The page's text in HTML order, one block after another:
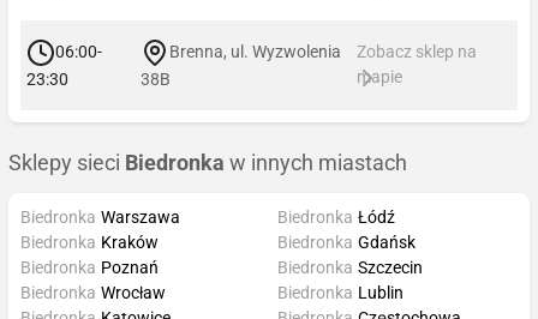
06:00-
23:30
Brenna, ul. Wyzwolenia
38B
Zobacz sklep na
mapie
Sklepy sieci Biedronka w innych miastach
Biedronka Warszawa
Biedronka Kraków
Biedronka Poznań
Biedronka Wrocław
Biedronka Łódź
Biedronka Gdańsk
Biedronka Szczecin
Biedronka Lublin